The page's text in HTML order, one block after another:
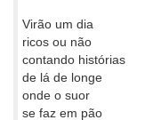
Virão um dia
ricos ou não
contando histórias
de lá de longe
onde o suor
se faz em pão